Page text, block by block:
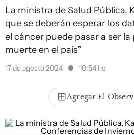
La ministra de Salud Pública,
que se deberán esperar los
el cáncer puede pasar a ser
muerte en el país”
17 de agosto 2024 10:54 hs
Agregar El